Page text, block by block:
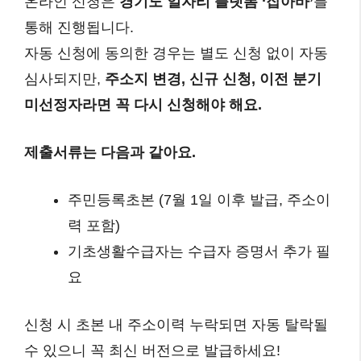
통해 진행됩니다.
자동 신청에 동의한 경우는 별도 신청 없이 자동
심사되지만, 주소지 변경, 신규 신청, 이전 분기
미선정자라면 꼭 다시 신청해야 해요.
제출서류는 다음과 같아요.
주민등록초본 (7월 1일 이후 발급, 주소이
력 포함)
기초생활수급자는 수급자 증명서 추가 필
요
신청 시 초본 내 주소이력 누락되면 자동 탈락될
수 있으니 꼭 최신 버전으로 발급하세요!